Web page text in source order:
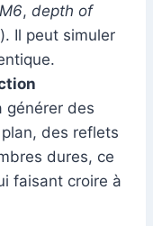
, depth of
). Il peut simuler
générer des
des reflets
dures, ce
faisant croire à